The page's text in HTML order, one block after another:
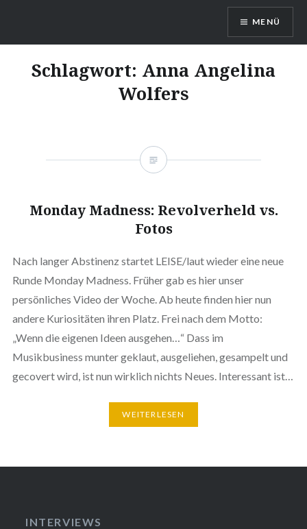
InhaltLEISE/laut – Musik Blog
MENÜ
Schlagwort: Anna Angelina
Wolfers
Monday Madness: Revolverheld vs.
Fotos
Nach langer Abstinenz startet LEISE/laut wieder eine neue
Runde Monday Madness. Früher gab es hier unser
persönliches Video der Woche. Ab heute finden hier nun
andere Kuriositäten ihren Platz. Frei nach dem Motto:
„Wenn die eigenen Ideen ausgehen…“ Dass im
Musikbusiness munter geklaut, ausgeliehen, gesampelt und
gecovert wird, ist nun wirklich nichts Neues. Interessant ist…
WEITERLESEN
INTERVIEWS